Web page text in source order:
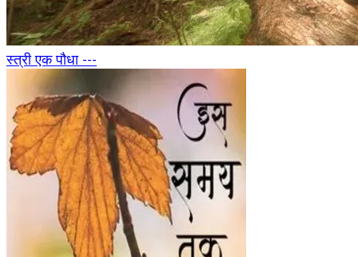
स्त्री एक पौधा ---